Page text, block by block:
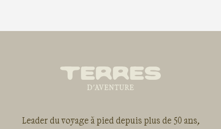
Leader du voyage à pied depuis plus de 50 ans,